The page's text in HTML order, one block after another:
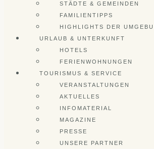
STÄDTE & GEMEINDEN
FAMILIENTIPPS
HIGHLIGHTS DER
URLAUB & UNTERKUNFT
HOTELS
FERIENWOHNUNGEN
TOURISMUS & SERVICE
VERANSTALTUNGEN
AKTUELLES
INFOMATERIAL
MAGAZINE
PRESSE
UNSERE PARTNER